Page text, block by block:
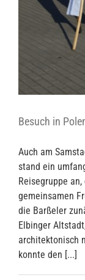
Besuch in
Auch am
stand ein
Reisegruppe
gemeinsamen
die Barßeler
Elbinger
architektonisch
konnte den [...]